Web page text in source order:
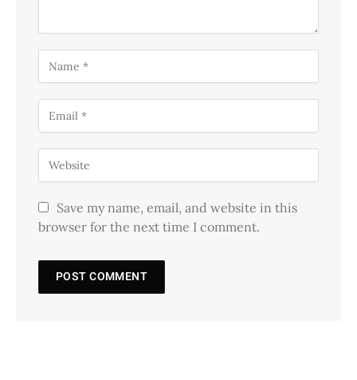
Save my name, email, and website in this
browser for the next time I comment.